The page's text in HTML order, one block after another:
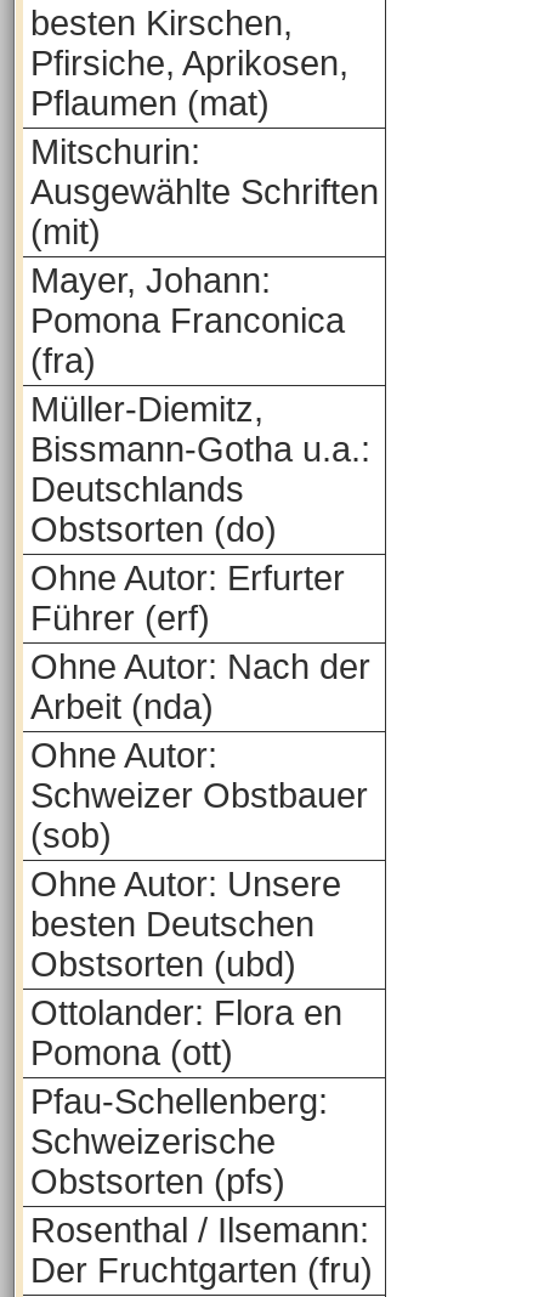
besten Kirschen,
Pfirsiche, Aprikosen,
Pflaumen (mat)
Mitschurin:
Ausgewählte Schriften
(mit)
Mayer, Johann:
Pomona Franconica
(fra)
Müller-Diemitz,
Bissmann-Gotha u.a.:
Deutschlands
Obstsorten (do)
Ohne Autor: Erfurter
Führer (erf)
Ohne Autor: Nach der
Arbeit (nda)
Ohne Autor:
Schweizer Obstbauer
(sob)
Ohne Autor: Unsere
besten Deutschen
Obstsorten (ubd)
Ottolander: Flora en
Pomona (ott)
Pfau-Schellenberg:
Schweizerische
Obstsorten (pfs)
Rosenthal / Ilsemann:
Der Fruchtgarten (fru)